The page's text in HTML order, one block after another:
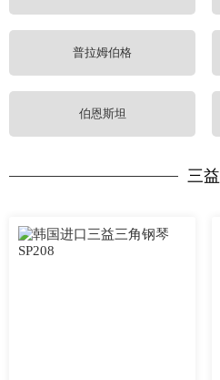
普拉姆伯格
伯恩斯坦
三益